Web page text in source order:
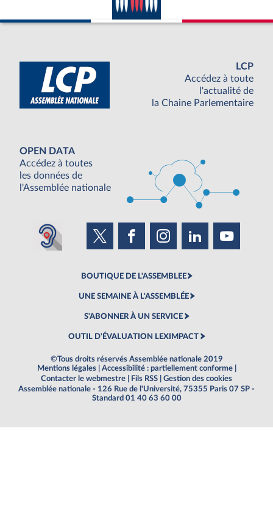
LCP
Accédez à toute
l'actualité de
la Chaine Parlementaire
OPEN DATA
Accédez à toutes
les données de
l'Assemblée nationale
BOUTIQUE DE L'ASSEMBLEE
UNE SEMAINE À L'ASSEMBLÉE
S'ABONNER À UN SERVICE
OUTIL D'ÉVALUATION LEXIMPACT
©Tous droits réservés Assemblée nationale 2019
Mentions légales
Accessibilité : partiellement conforme
Contacter le webmestre
Fils RSS
Gestion des cookies
Assemblée nationale - 126 Rue de l'Université, 75355 Paris 07 SP -
Standard 01 40 63 60 00